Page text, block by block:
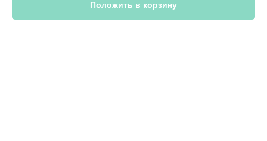
Положить в корзину